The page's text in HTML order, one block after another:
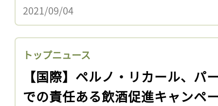
2021/09/04
トップニュース
【国際】ペルノ・リカール、パ
での責任ある飲酒促進キャンペ